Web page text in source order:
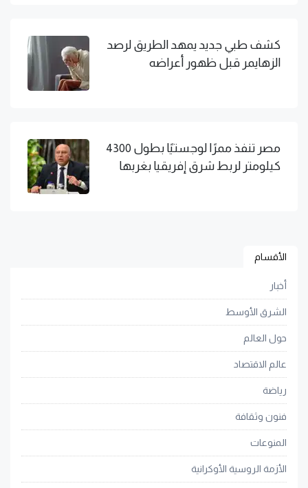
كشف طبي جديد يمهد الطريق لرصد
الزهايمر قبل ظهور أعراضه
مصر تنفذ ممرًا لوجستيًا بطول 4300
كيلومتر لربط شرق إفريقيا بغربها
الأقسام
أخبار
الشرق الأوسط
حول العالم
عالم الاقتصاد
رياضة
فنون وثقافة
المنوعات
الأزمة الروسية الأوكرانية